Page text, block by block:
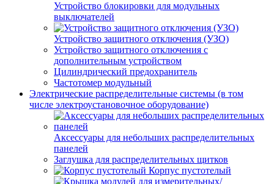
Устройство блокировки для модульных
выключателей
Устройство защитного отключения (УЗО)
Устройство защитного отключения с
дополнительным устройством
Цилиндрический предохранитель
Частотомер модульный
Электрические распределительные системы (в том
числе электроустановочное оборудование)
Аксессуары для небольших распределительных
панелей
Заглушка для распределительных щитков
Корпус пустотелый